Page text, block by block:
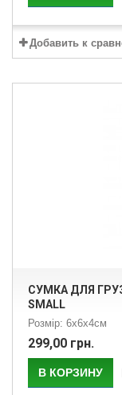
Добавить к
СУМКА ДЛЯ
SMALL
Розмір: 6х6х4см
299,00 грн.
В КОРЗИНУ